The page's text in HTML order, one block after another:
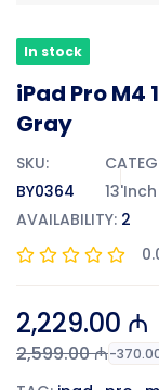
In stock
iPad Pro M4
Gray
SKU:
BY0364
13'Inch
AVAILABILITY: 2
2,229.00 ₼
2,599.00 ₼-